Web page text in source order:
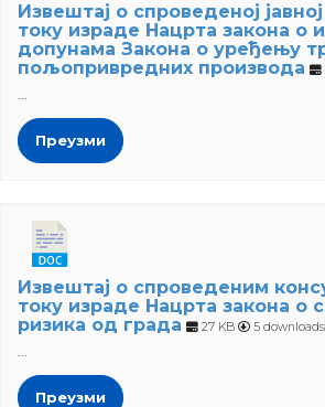
Извештај о спроведеној
току израде Нацрта закона о
допунама Закона о уређењу
пољопривредних производа
...
Преузми
Извештај о спроведеним
току израде Нацрта закона о
ризика од града
27 KB 5 downloads
...
Преузми